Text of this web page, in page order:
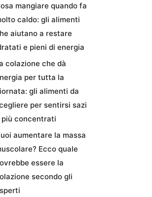
mangiare quando fa
caldo: gli alimenti
aiutano a restare
e pieni di energia
colazione che dà
per tutta la
gli alimenti da
per sentirsi sazi
più concentrati
aumentare la massa
Ecco quale
essere la
secondo gli